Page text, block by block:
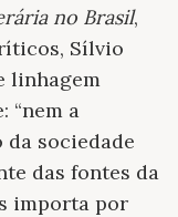
no Brasil,
Sílvio
linhagem
“nem a
sociedade
das fontes da
importa por